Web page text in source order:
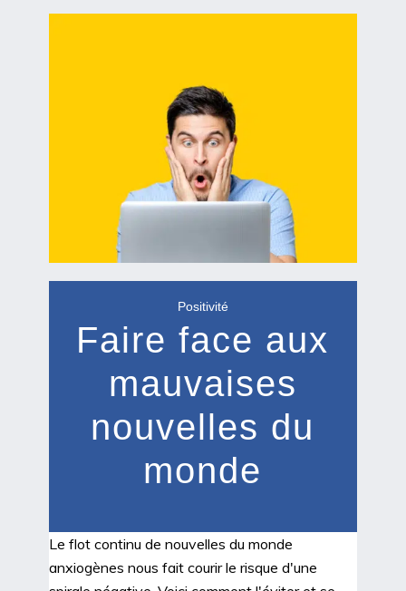
Positivité
Faire face aux
mauvaises
nouvelles du
monde
Le flot continu de nouvelles du monde
anxiogènes nous fait courir le risque d'une